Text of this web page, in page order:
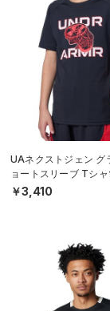
UAネクストジェン グ
ョートスリーブ Tシャ
トボール/BOYS）
￥3,410